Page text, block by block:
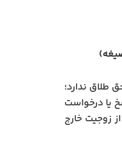
طلاق ندارد؛
یا درخواست
از زوجیت خارج